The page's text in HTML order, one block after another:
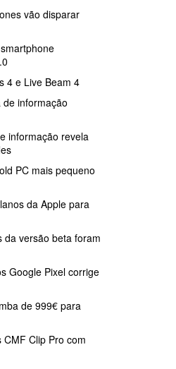
vão disparar
4 e Live Beam 4
informação
informação revela
PC mais pequeno
da Apple para
da versão beta foram
Google Pixel corrige
de 999€ para
Clip Pro com